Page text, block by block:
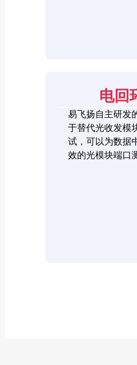
电回
易飞扬自主研发
于替代光收发模
试，可以为数据
效的光模块端口